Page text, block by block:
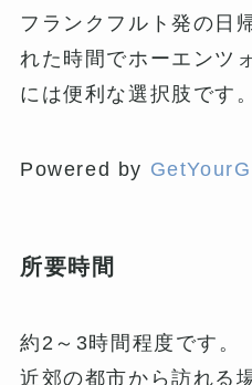
フランクフルト発の日
れた時間でホーエンツ
には便利な選択肢です。
Powered by
所要時間
約2～3時間程度です。
近郊の都市から訪れる